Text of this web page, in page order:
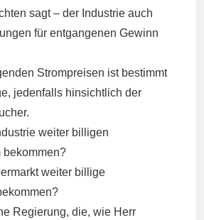
sagt – der Industrie auch
für entgangenen Gewinn
Strompreisen ist bestimmt
jedenfalls hinsichtlich der
weiter billigen
bekommen?
weiter billige
Regierung, die, wie Herr